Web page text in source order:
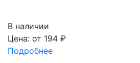
В наличии
Цена: от 194 ₽
Подробнее